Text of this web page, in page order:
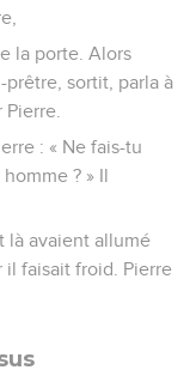
la porte. Alors
sortit, parla à
: « Ne fais-tu
? » Il
là avaient allumé
il faisait froid. Pierre